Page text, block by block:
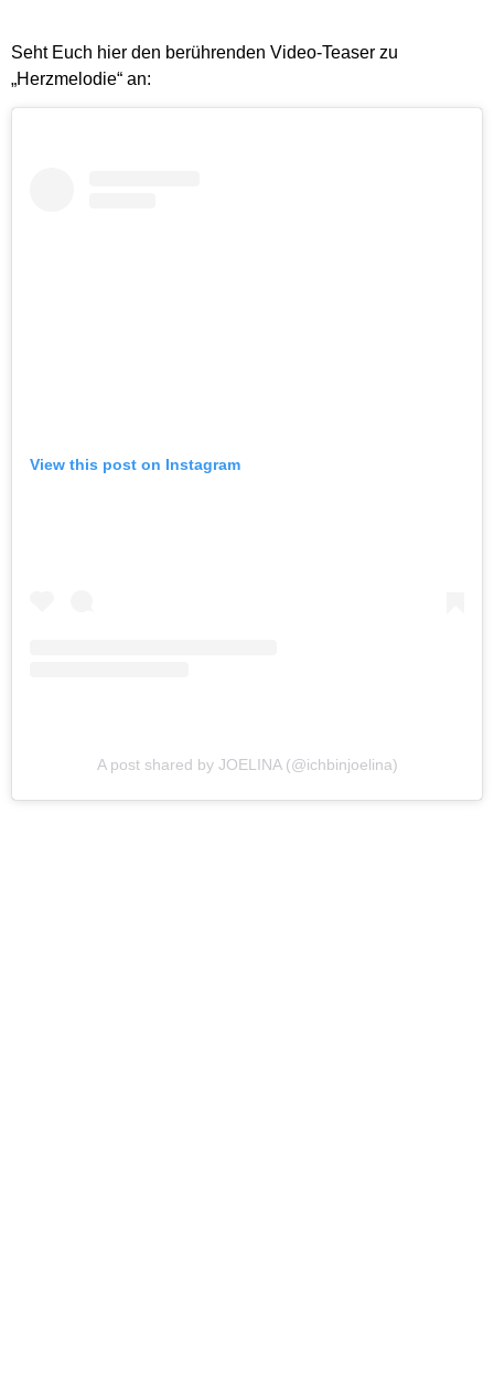
Seht Euch hier den berührenden Video-Teaser zu
„Herzmelodie“ an:
View this post on Instagram
A post shared by JOELINA (@ichbinjoelina)